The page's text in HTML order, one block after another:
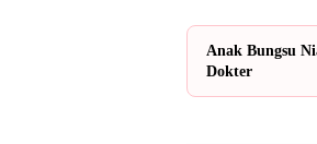
Anak Bungsu
Dokter